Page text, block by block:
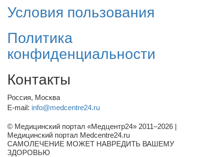
Условия пользования
Политика
конфиденциальности
Контакты
Россия, Москва
E-mail: info@medcentre24.ru
© Медицинский портал «Медцентр24» 2011–2026 |
Медицинский портал Medcentre24.ru
САМОЛЕЧЕНИЕ МОЖЕТ НАВРЕДИТЬ ВАШЕМУ
ЗДОРОВЬЮ